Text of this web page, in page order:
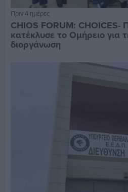
Πριν 4 ημέρες
CHIOS FORUM: CHOICES-
κατέκλυσε το Ομήρειο για
διοργάνωση